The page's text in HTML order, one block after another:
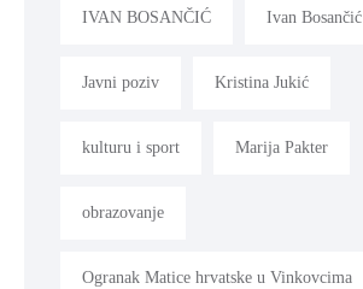
IVAN BOSANČIĆ Ivan Bosančić
Javni poziv Kristina Jukić
kulturu i sport Marija Pakter
obrazovanje
Ogranak Matice hrvatske u Vinkovcima